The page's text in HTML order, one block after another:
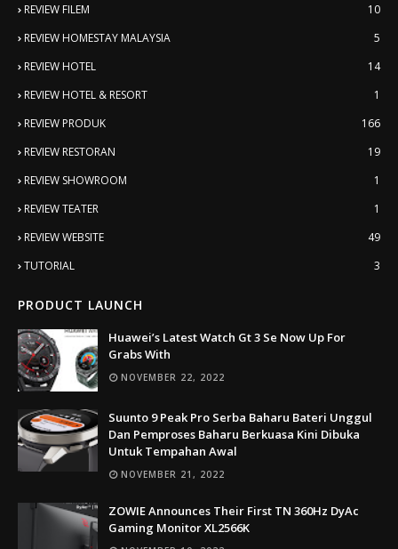
REVIEW FILEM
10
REVIEW HOMESTAY MALAYSIA
5
REVIEW HOTEL
14
REVIEW HOTEL & RESORT
1
REVIEW PRODUK
166
REVIEW RESTORAN
19
REVIEW SHOWROOM
1
REVIEW TEATER
1
REVIEW WEBSITE
49
TUTORIAL
3
PRODUCT LAUNCH
Huawei’s Latest Watch Gt 3 Se Now Up For
Grabs With
NOVEMBER 22, 2022
Suunto 9 Peak Pro Serba Baharu Bateri Unggul
Dan Pemproses Baharu Berkuasa Kini Dibuka
Untuk Tempahan Awal
NOVEMBER 21, 2022
ZOWIE Announces Their First TN 360Hz DyAc
Gaming Monitor XL2566K